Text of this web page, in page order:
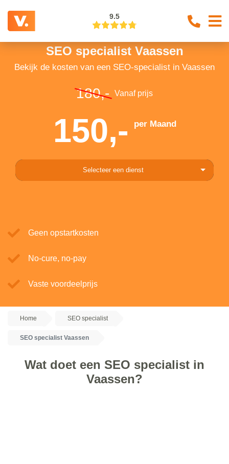
9.5
SEO specialist Vaassen
Bekijk de kosten van een SEO-specialist in Vaassen
180,- Vanaf prijs
150,- per Maand
Selecteer een dienst
Geen opstartkosten
No-cure, no-pay
Vaste voordeelprijs
Home SEO specialist
SEO specialist Vaassen
Wat doet een SEO specialist in
Vaassen?